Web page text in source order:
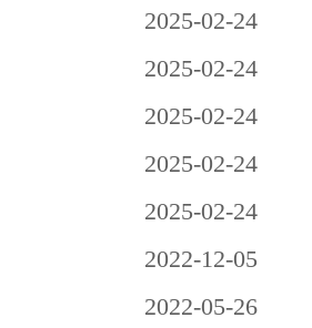
2025-02-24
2025-02-24
2025-02-24
2025-02-24
2025-02-24
2022-12-05
2022-05-26